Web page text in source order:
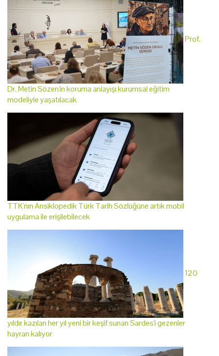
Prof.
Dr. Metin Sözen'in koruma anlayışı kurumsal eğitim
modeliyle yaşatılacak
TTK'nın Ansiklopedik Türk Tarih Sözlüğüne artık mobil
uygulama ile erişilebilecek
120
yıldır kazılan her yıl yeni bir keşif sunan Sardes'i gezenler
hayran kalıyor